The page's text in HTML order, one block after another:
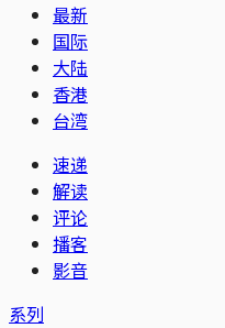
最新
国际
大陆
香港
台湾
速递
解读
评论
播客
影音
系列